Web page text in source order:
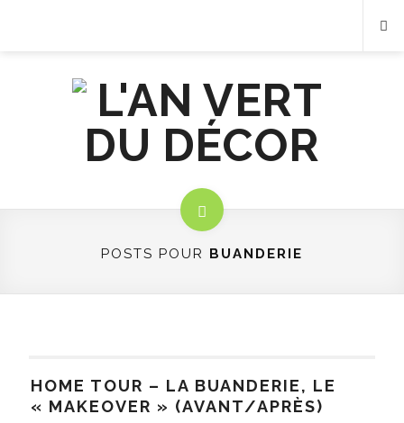
POSTS POUR BUANDERIE
HOME TOUR – LA BUANDERIE, LE
« MAKEOVER » (AVANT/APRÈS)